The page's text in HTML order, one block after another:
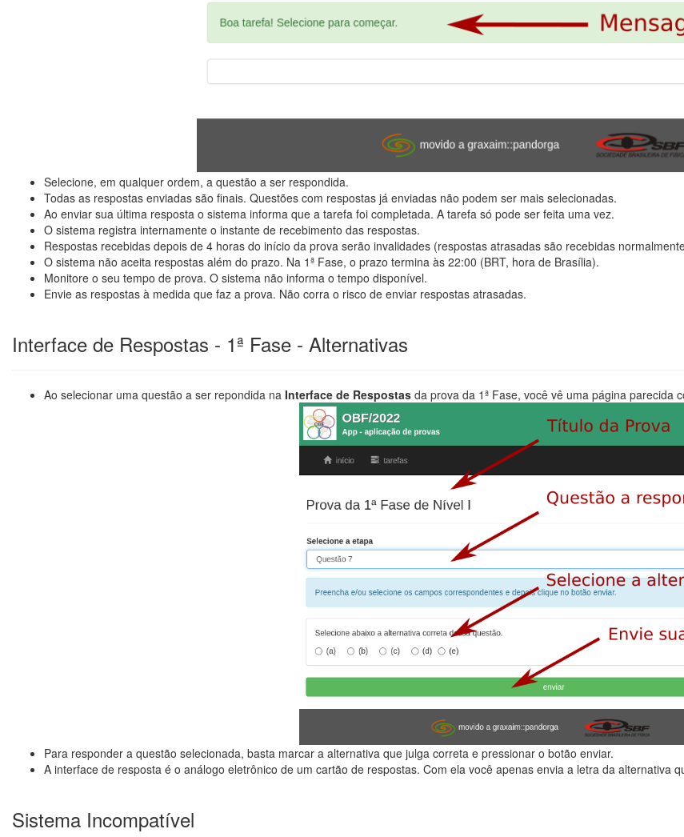
Selecione, em qualquer ordem, a questão a ser respondida.
Todas as respostas enviadas são finais. Questões com respostas já enviadas não podem ser mais selecionadas.
Ao enviar sua última resposta o sistema informa que a tarefa foi completada. A tarefa só pode ser feita uma vez.
O sistema registra internamente o instante de recebimento das respostas.
Respostas recebidas depois de 4 horas do início da prova serão invalidades (respostas atrasadas são recebidas
O sistema não aceita respostas além do prazo. Na 1ª Fase, o prazo termina às 22:00 (BRT, hora de Brasília).
Monitore o seu tempo de prova. O sistema não informa o tempo disponível.
Envie as respostas à medida que faz a prova. Não corra o risco de enviar respostas atrasadas.
Interface de Respostas - 1ª Fase - Alternativas
Ao selecionar uma questão a ser repondida na Interface de Respostas da prova da 1ª Fase, você vê uma página parecida
Para responder a questão selecionada, basta marcar a alternativa que julga correta e pressionar o botão enviar.
A interface de resposta é o análogo eletrônico de um cartão de respostas. Com ela você apenas envia a letra da alternativa
Sistema Incompatível